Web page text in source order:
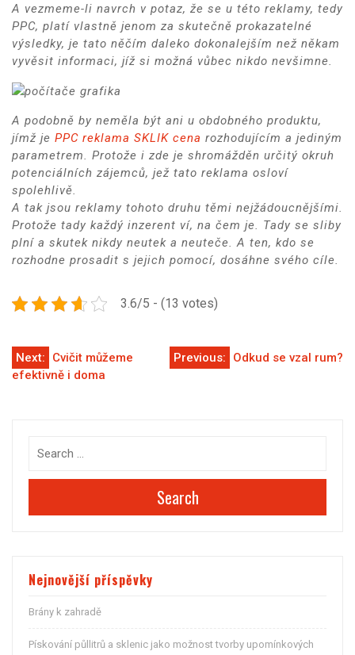
A vezmeme-li navrch v potaz, že se u této reklamy, tedy
PPC, platí vlastně jenom za skutečně prokazatelné
výsledky, je tato něčím daleko dokonalejším než někam
vyvěsit informaci, jíž si možná vůbec nikdo nevšimne.
A podobně by neměla být ani u obdobného produktu,
jímž je PPC reklama SKLIK cena rozhodujícím a jediným
parametrem. Protože i zde je shromážděn určitý okruh
potenciálních zájemců, jež tato reklama osloví
spolehlivě.
A tak jsou reklamy tohoto druhu těmi nejžádoucnějšími.
Protože tady každý inzerent ví, na čem je. Tady se sliby
plní a skutek nikdy neutek a neuteče. A ten, kdo se
rozhodne prosadit s jejich pomocí, dosáhne svého cíle.
3.6/5 - (13 votes)
Navigace
Previous: Odkud se vzal rum?
Next:
Cvičit můžeme
efektivně i doma
Search
Nejnovější příspěvky
Brány k zahradě
Pískování půllitrů a sklenic jako možnost tvorby upomínkových